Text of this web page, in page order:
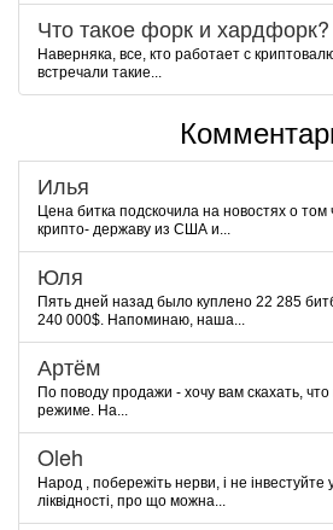
Что такое форк и хардфорк?
Наверняка, все, кто работает с
встречали такие...
Илья
Цена битка подскочила на новостях о
крипто- державу из США и...
Юля
Пять дней назад было куплено 22 285
240 000$. Напоминаю, наша...
Артём
По поводу продажи - хочу вам скахать,
режиме. На...
Oleh
Народ , побережіть нерви, і не
ліквідності, про що можна...